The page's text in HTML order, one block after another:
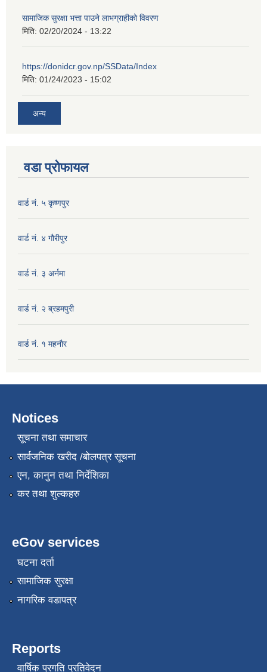
सामाजिक सुरक्षा भत्ता पाउने लाभग्राहीको विवरण
मिति: 02/20/2024 - 13:22
https://donidcr.gov.np/SSData/Index
मिति: 01/24/2023 - 15:02
अन्य
वडा प्रोफायल
वार्ड नं. ५ कृष्णपुर
वार्ड नं. ४ गाैरीपुर
वार्ड नं. ३ अर्नमा
वार्ड नं. २ ब्रहमपुरी
वार्ड नं. १ महनाैर
Notices
सूचना तथा समाचार
सार्वजनिक खरीद /बोलपत्र सूचना
एन, कानुन तथा निर्देशिका
कर तथा शुल्कहरु
eGov services
घटना दर्ता
सामाजिक सुरक्षा
नागरिक वडापत्र
Reports
वार्षिक प्रगति प्रतिवेदन